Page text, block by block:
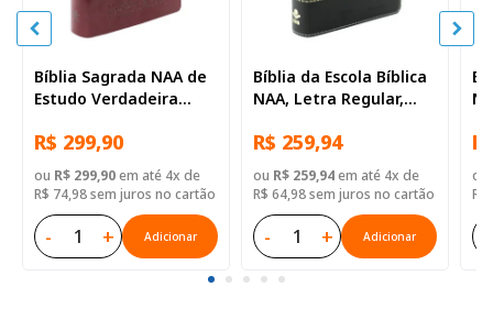
Bíblia Sagrada NAA de
Estudo Verdadeira
Regular, com mapa,
Capa Couro Sintético
Ilustrada Marrom
R$ 299,90
ou R$ 299,90em até 4x de
R$ 74,98 sem juros no cartão
- + Adicionar
Bíblia da Escola Bíblica
NAA, Letra Regular,
Sintético Preta
R$ 259,94
ou R$ 259,94em até 4x de
R$ 64,98 sem juros no cartão
- + Adicionar
ou
R$